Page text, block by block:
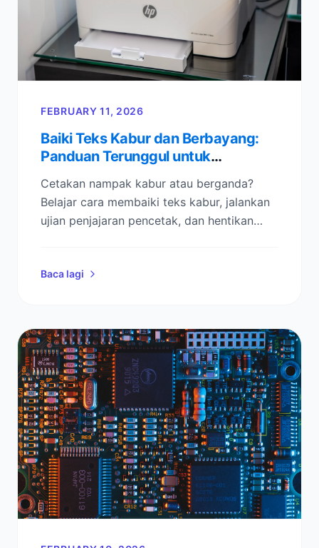
FEBRUARY 11, 2026
Baiki Teks Kabur dan Berbayang:
Panduan Terunggul untuk
Cetakan nampak kabur atau berganda?
Belajar cara membaiki teks kabur, jalankan
ujian penjajaran pencetak, dan hentikan
langkah ini.
Baca lagi